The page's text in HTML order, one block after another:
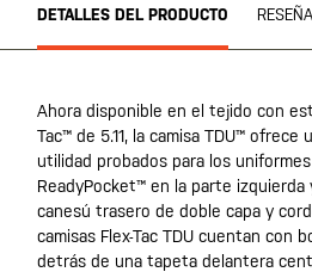
DETALLES DEL PRODUCTO
Ahora disponible en el tejido con
Tac™ de 5.11, la camisa TDU™
utilidad probados para los
ReadyPocket™ en la parte izquierda
canesú trasero de doble capa y
camisas Flex-Tac TDU cuentan con
detrás de una tapeta delantera